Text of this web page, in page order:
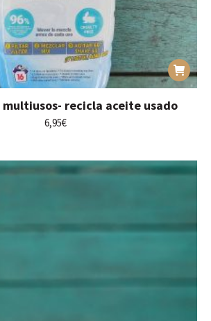
recicla aceite usado
6,95€